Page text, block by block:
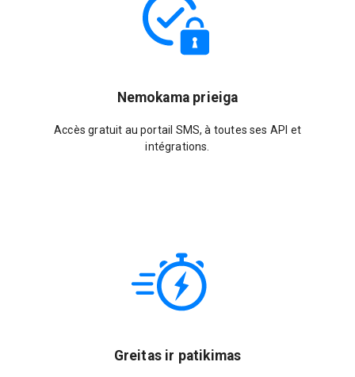
Nemokama prieiga
Accès gratuit au portail SMS, à toutes ses API et
intégrations.
Greitas ir patikimas